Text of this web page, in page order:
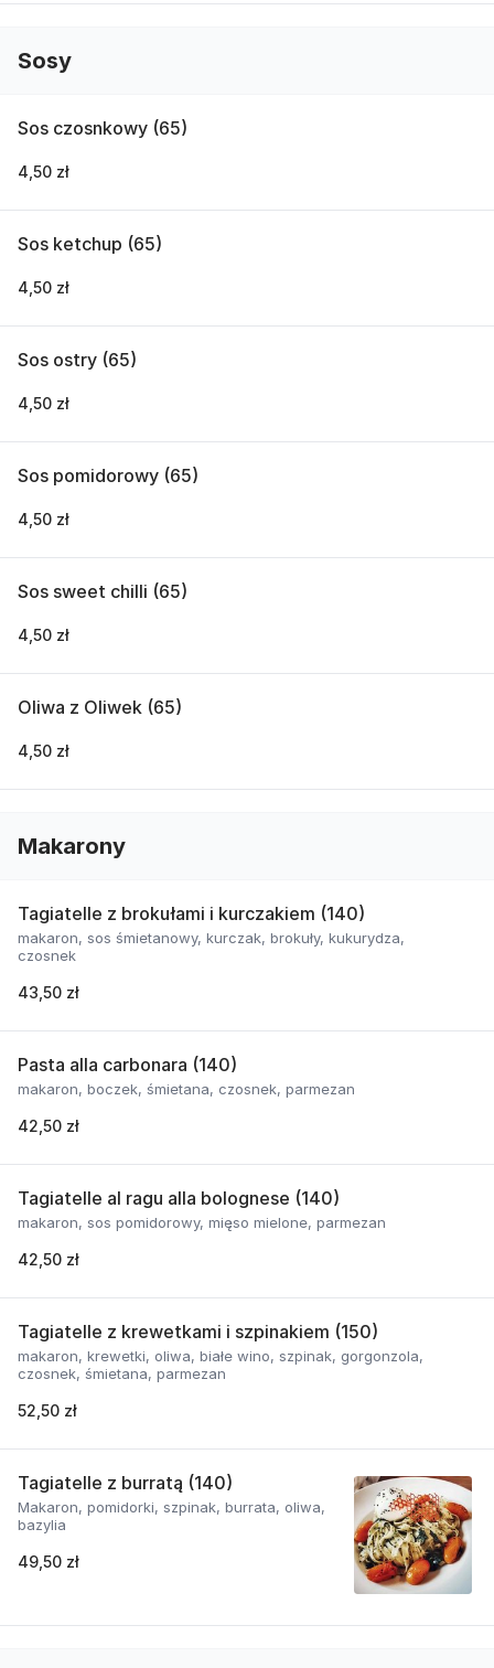
Sosy
Sos czosnkowy (65)
4,50 zł
Sos ketchup (65)
4,50 zł
Sos ostry (65)
4,50 zł
Sos pomidorowy (65)
4,50 zł
Sos sweet chilli (65)
4,50 zł
Oliwa z Oliwek (65)
4,50 zł
Makarony
Tagiatelle z brokułami i kurczakiem (140)
makaron, sos śmietanowy, kurczak, brokuły, kukurydza,
czosnek
43,50 zł
Pasta alla carbonara (140)
makaron, boczek, śmietana, czosnek, parmezan
42,50 zł
Tagiatelle al ragu alla bolognese (140)
makaron, sos pomidorowy, mięso mielone, parmezan
42,50 zł
Tagiatelle z krewetkami i szpinakiem (150)
makaron, krewetki, oliwa, białe wino, szpinak, gorgonzola,
czosnek, śmietana, parmezan
52,50 zł
Tagiatelle z burratą (140)
Makaron, pomidorki, szpinak, burrata, oliwa,
bazylia
49,50 zł